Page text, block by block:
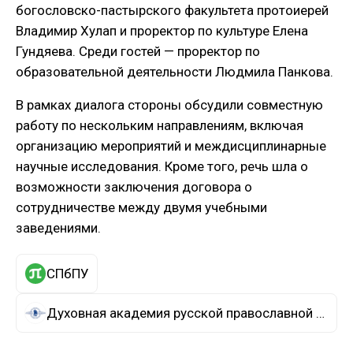
богословско-пастырского факультета протоиерей
Владимир Хулап и проректор по культуре Елена
Гундяева. Среди гостей — проректор по
образовательной деятельности Людмила Панкова.
В рамках диалога стороны обсудили совместную
работу по нескольким направлениям, включая
организацию мероприятий и междисциплинарные
научные исследования. Кроме того, речь шла о
возможности заключения договора о
сотрудничестве между двумя учебными
заведениями.
СПбПУ
Духовная академия русской православной церкви